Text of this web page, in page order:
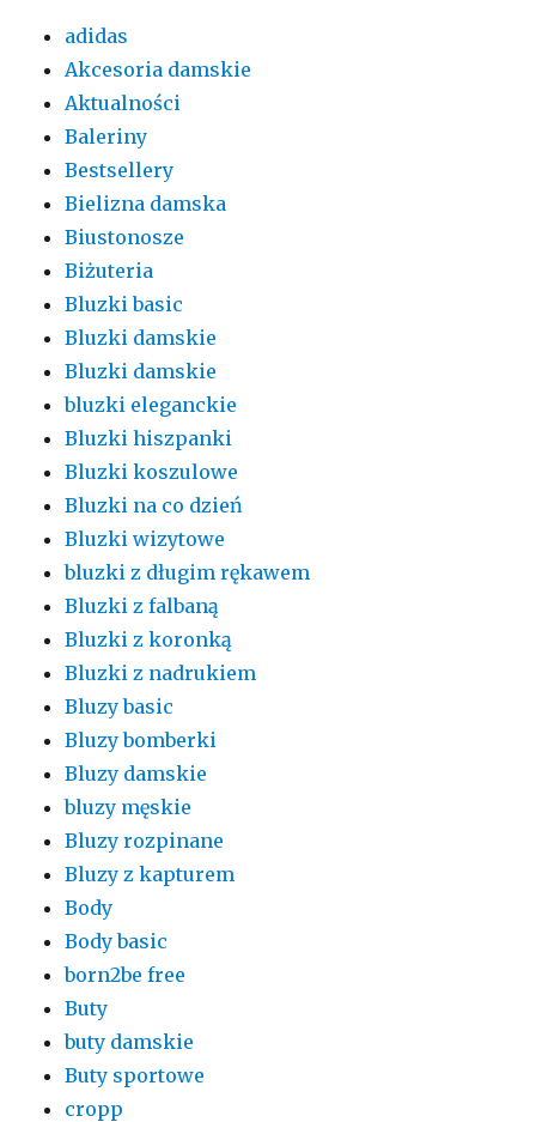
adidas
Akcesoria damskie
Aktualności
Baleriny
Bestsellery
Bielizna damska
Biustonosze
Biżuteria
Bluzki basic
Bluzki damskie
Bluzki damskie
bluzki eleganckie
Bluzki hiszpanki
Bluzki koszulowe
Bluzki na co dzień
Bluzki wizytowe
bluzki z długim rękawem
Bluzki z falbaną
Bluzki z koronką
Bluzki z nadrukiem
Bluzy basic
Bluzy bomberki
Bluzy damskie
bluzy męskie
Bluzy rozpinane
Bluzy z kapturem
Body
Body basic
born2be free
Buty
buty damskie
Buty sportowe
cropp